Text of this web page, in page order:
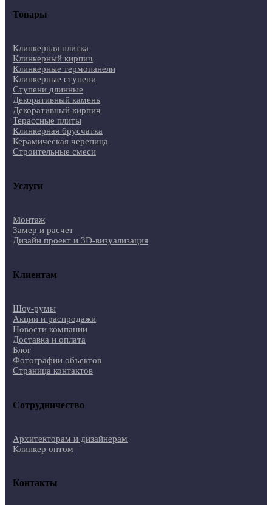
Товары
Клинкерная плитка
Клинкерный кирпич
Клинкерные термопанели
Клинкерные ступени
Ступени длинные
Декоративный камень
Декоративный кирпич
Терассные плиты
Клинкерная брусчатка
Керамическая черепица
Строительные смеси
Услуги
Монтаж
Замер и расчет
Дизайн проект и 3D-визуализация
Клиентам
Шоу-румы
Акции и распродажи
Новости компании
Доставка и оплата
Блог
Фотографии объектов
Страница контактов
Сотрудничество
Архитекторам и дизайнерам
Клинкер оптом
Контакты